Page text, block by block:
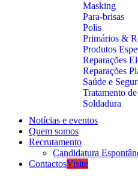
Masking
Para-brisas
Polis
Primários &
Produtos
Reparações
Reparações
Saúde e
Tratamento
Soldadura
Notícias e eventos
Quem somos
Recrutamento
Candidatura
ContactosVisite